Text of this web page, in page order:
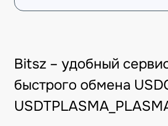
Bitsz – удобный
быстрого обмена